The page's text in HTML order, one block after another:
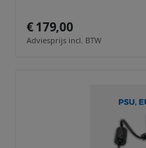
€ 179,00
Adviesprijs incl. BTW